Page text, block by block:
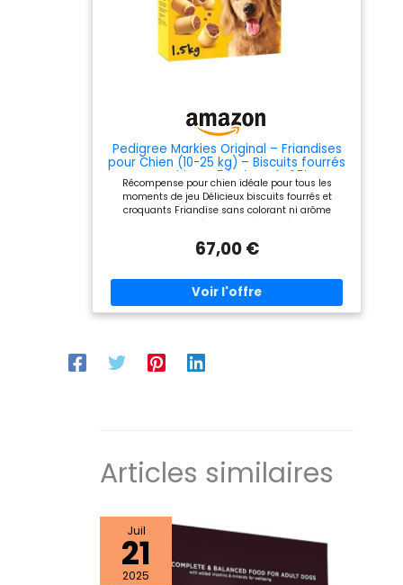
sans arômes ni colorants
artificiels De savoureux
biscuits pour chien
disponible en taille
standard et en Mini
Pedigree Markies Original – Friandises
pour Chien (10-25 kg) – Biscuits fourrés
pour Chien – 5 boîtes de 1,5kg
Récompense pour chien idéale pour tous les
moments de jeu Délicieux biscuits fourrés et
croquants Friandise sans colorant ni arôme
artificiels Des Oméga 3 pour l' aider à rester en
défenses naturelles, des minéraux, dont du
être donné à tout moment de la journée
67,00 €
Articles similaires
Juil
21
2025